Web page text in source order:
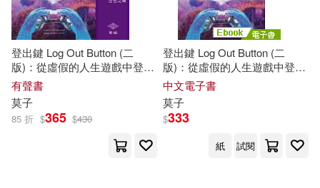
POPLAR社(7) しょごた(7)
三津田信三(7) 全民熙(7)
日本公益社團法人全國自費老人之
莫泊桑(7)
飛象文化(30) 時報出版(23)
悅文社(19) 崧燁文化(18)
希代(13) 禾馬(12)
(可複選)
登出鍵 Log Out Button (二
版)：從虛假的人生遊戲中登出
回到徹底圓滿的生命存在 (有聲
書)
有聲書
莫子
85 折 $365 $430
登出鍵 Log Out Button (二
版)：從虛假的人生遊戲中登出
回到徹底圓滿的生命存在 (電子
書)
中文電子書
莫子
$333
紙 試閱